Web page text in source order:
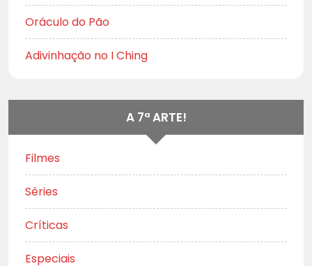
Oráculo do Pão
Adivinhação no I Ching
A 7ª ARTE!
Filmes
Séries
Críticas
Especiais